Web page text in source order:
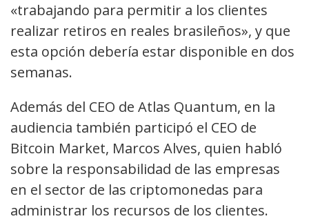
«trabajando para permitir a los clientes
realizar retiros en reales brasileños», y que
esta opción debería estar disponible en dos
semanas.
Además del CEO de Atlas Quantum, en la
audiencia también participó el CEO de
Bitcoin Market, Marcos Alves, quien habló
sobre la responsabilidad de las empresas
en el sector de las criptomonedas para
administrar los recursos de los clientes.